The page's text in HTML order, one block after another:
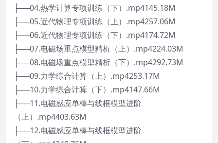
├──04.热学计算专项训练（下）.mp4145.18M
├──05.近代物理专项训练（上）.mp4257.06M
├──06.近代物理专项训练（下）.mp4174.72M
├──07.电磁场重点模型精析（上）.mp4224.03M
├──08.电磁场重点模型精析（下）.mp4292.73M
├──09.力学综合计算（上）.mp4253.17M
├──10.力学综合计算（下）.mp4147.66M
├──11.电磁感应单棒与线框模型进阶
（上）.mp4403.63M
├──12.电磁感应单棒与线框模型进阶